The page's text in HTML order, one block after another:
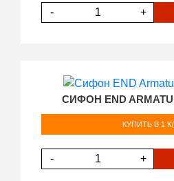
- +
СИФОН END
КУПИТЬ В 1
- +